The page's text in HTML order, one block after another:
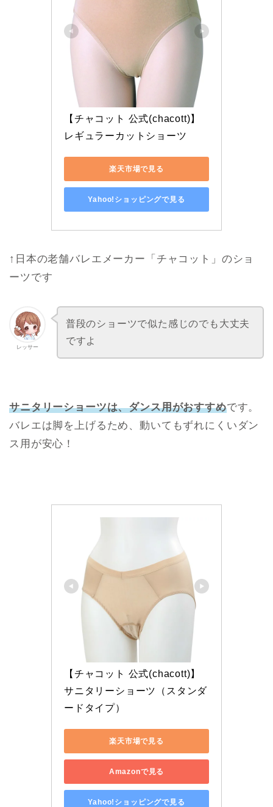
【チャコット 公式(chacott)】
レギュラーカットショーツ
楽天市場で見る
Yahoo!ショッピングで見る
↑日本の老舗バレエメーカー「チャコット」のショ
ーツです
レッサー
普段のショーツで似た感じのでも大丈夫
ですよ
サニタリーショーツは、ダンス用がおすすめです。
バレエは脚を上げるため、動いてもずれにくいダン
ス用が安心！
【チャコット 公式(chacott)】
サニタリーショーツ（スタンダ
ードタイプ）
楽天市場で見る
Amazonで見る
Yahoo!ショッピングで見る